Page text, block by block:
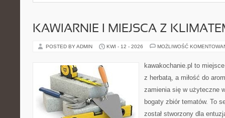
KAWIARNIE I MIEJSCA Z
POSTED BY ADMIN KWI - 12 - 2026 MOŻLIWOŚĆ
kawakochanie.pl to
z herbatą, a miłość do
zamienia się w użyteczne
bogaty zbiór tematów. To
został stworzony dla